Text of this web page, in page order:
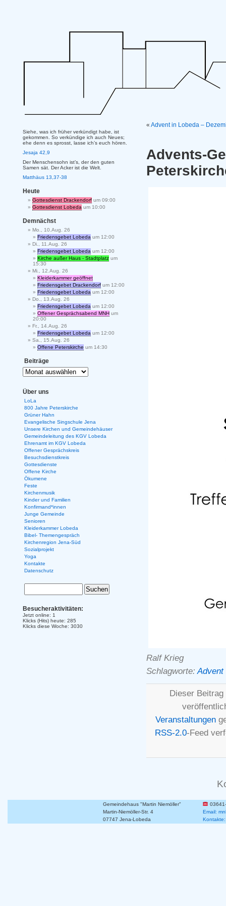
« Advent in Lobeda –
Advents-
Ralf Krieg
Schlagworte:Advent
Dieser
Veranstaltungen
RSS-2.0-Feed
Siehe, was ich früher verkündigt habe, ist
gekommen. So verkündige ich auch Neues;
ehe denn es sprosst, lasse ich’s euch hören.
Jesaja 42,9
Der Menschensohn ist’s, der den guten
Samen sät. Der Acker ist die Welt.
Matthäus 13,37-38
Heute
Gottesdienst Drackendorf um 09:00
Gottesdienst Lobeda um 10:00
Demnächst
Mo., 10.Aug. 26
Friedensgebet Lobeda um 12:00
Di., 11.Aug. 26
Friedensgebet Lobeda um 12:00
Kirche außer Haus - Stadtplatz um
15:30
Mi., 12.Aug. 26
Kleiderkammer geöffnet
Friedensgebet Drackendorf um 12:00
Friedensgebet Lobeda um 12:00
Do., 13.Aug. 26
Friedensgebet Lobeda um 12:00
Offener Gesprächsabend MNH um
20:00
Fr., 14.Aug. 26
Friedensgebet Lobeda um 12:00
Sa., 15.Aug. 26
Offene Peterskirche um 14:30
Beiträge
Über uns
LoLa
800 Jahre Peterskirche
Grüner Hahn
Evangelische Singschule Jena
Unsere Kirchen und Gemeindehäuser
Gemeindeleitung des KGV Lobeda
Ehrenamt im KGV Lobeda
Offener Gesprächskreis
Besuchsdienstkreis
Gottesdienste
Offene Kirche
Ökumene
Feste
Kirchenmusik
Kinder und Familien
Konfirmand*innen
Junge Gemeinde
Senioren
Kleiderkammer Lobeda
Bibel- Themengespräch
Kirchenregion Jena-Süd
Sozialprojekt
Yoga
Kontakte
Datenschutz
Besucheraktivitäten:
Jetzt online: 1
Klicks (Hits) heute: 285
Klicks diese Woche: 3030
Gemeindehaus "Martin Niemöller"
Martin-Niemöller-Str. 4
Email:
07747 Jena-Lobeda